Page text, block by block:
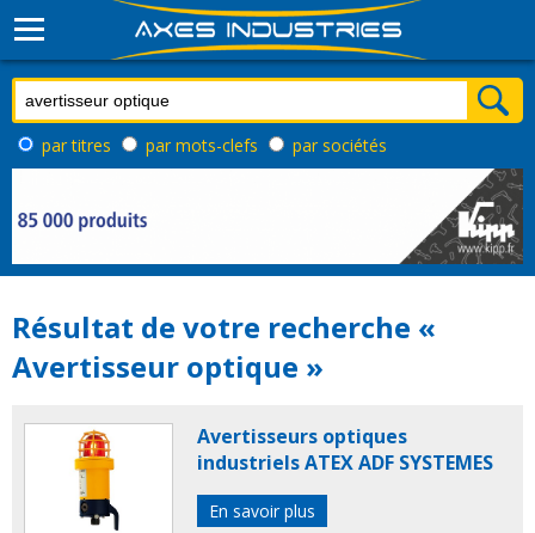
par titres par mots-clefs par sociétés
Résultat de votre recherche «
Avertisseur optique »
Avertisseurs optiques
industriels ATEX ADF SYSTEMES
En savoir plus